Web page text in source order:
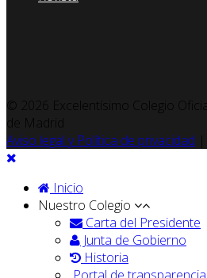
© 2026 Excelentísimo Colegio
de Madrid
Aviso legal y Política de privacidad
Inicio
Nuestro Colegio
Carta del Presidente
Junta de Gobierno
Historia